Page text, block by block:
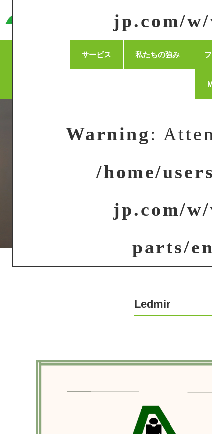
ICHIGOICHIE
サービス 私たちの強み
jp.com/
parts/
Warning:
/home/
jp.com/
parts/
Ledmir